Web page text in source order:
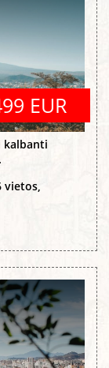
EUR
kalbanti
vietos,